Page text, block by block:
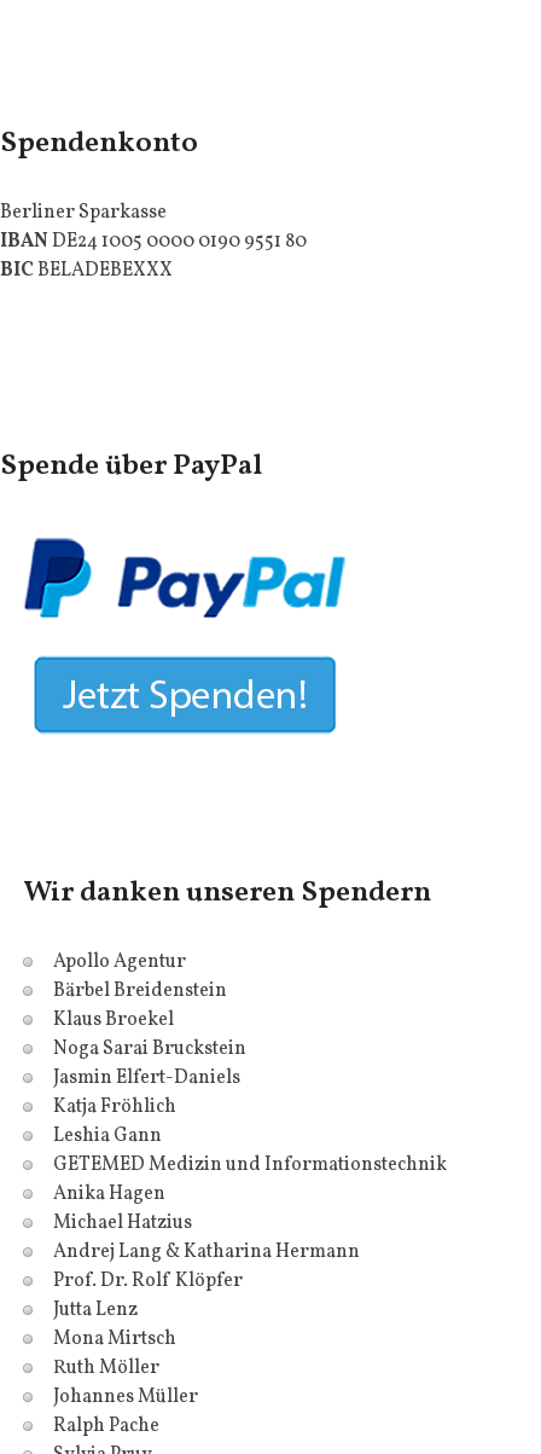
Spendenkonto
Berliner Sparkasse
IBANDE24 1005 0000 0190 9551 80
BICBELADEBEXXX
Spende über PayPal
Wir danken unseren Spendern
Apollo Agentur
Bärbel Breidenstein
Klaus Broekel
Noga Sarai Bruckstein
Jasmin Elfert-Daniels
Katja Fröhlich
Leshia Gann
GETEMED Medizin und Informationstechnik
Anika Hagen
Michael Hatzius
Andrej Lang & Katharina Hermann
Prof. Dr. Rolf Klöpfer
Jutta Lenz
Mona Mirtsch
Ruth Möller
Johannes Müller
Ralph Pache